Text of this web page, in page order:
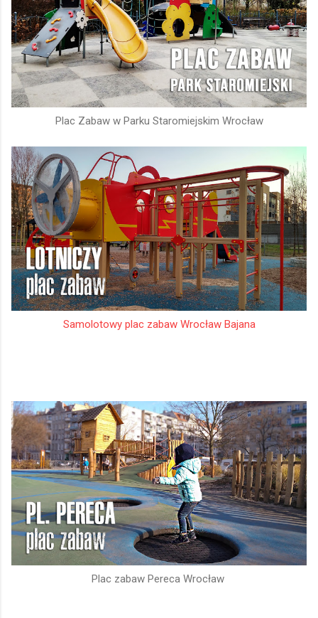
Plac Zabaw w Parku Staromiejskim Wrocław
Samolotowy plac zabaw Wrocław Bajana
Plac zabaw Pereca Wrocław